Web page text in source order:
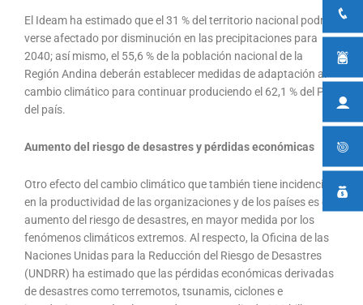
El Ideam ha estimado que el 31 % del territorio nacional podrá
verse afectado por disminución en las precipitaciones para
2040; así mismo, el 55,6 % de la población nacional de la
Región Andina deberán establecer medidas de adaptación al
cambio climático para continuar produciendo el 62,1 % del PIB
del país.
Aumento del riesgo de desastres y pérdidas económicas
Otro efecto del cambio climático que también tiene incidencia
en la productividad de las organizaciones y de los países es el
aumento del riesgo de desastres, en mayor medida por los
fenómenos climáticos extremos. Al respecto, la Oficina de las
Naciones Unidas para la Reducción del Riesgo de Desastres
(UNDRR) ha estimado que las pérdidas económicas derivadas
de desastres como terremotos, tsunamis, ciclones e